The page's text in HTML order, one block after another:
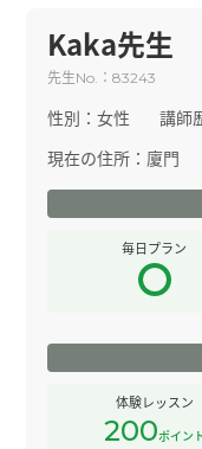
Kaka先生
先生No. ：83243
性別：女性 講師
現在の住所： 廈門
毎日プラン
体験レッスン
200ポイン